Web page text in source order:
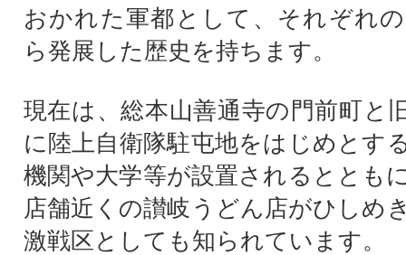
おかれた軍都として、それぞれ
ら発展した歴史を持ちます。
現在は、総本山善通寺の門前町と
に陸上自衛隊駐屯地をはじめとす
機関や大学等が設置されるととも
店舗近くの讃岐うどん店がひしめ
激戦区としても知られています。